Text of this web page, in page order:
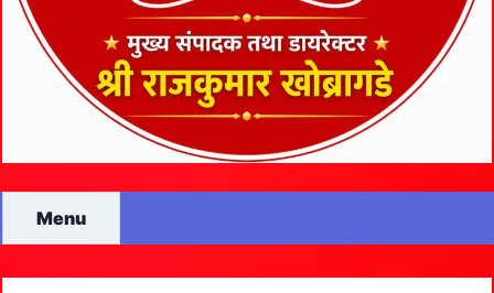
Menu